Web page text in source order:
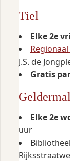
Tiel
Elke 2e
J.S. de
Gratis
Elke 2e
uur